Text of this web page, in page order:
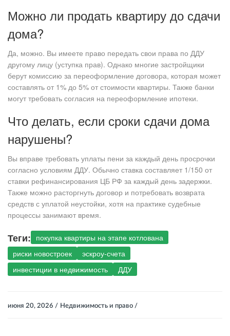
Можно ли продать квартиру до сдачи
дома?
Да, можно. Вы имеете право передать свои права по ДДУ
другому лицу (уступка прав). Однако многие застройщики
берут комиссию за переоформление договора, которая может
составлять от 1% до 5% от стоимости квартиры. Также банки
могут требовать согласия на переоформление ипотеки.
Что делать, если сроки сдачи дома
нарушены?
Вы вправе требовать уплаты пени за каждый день просрочки
согласно условиям ДДУ. Обычно ставка составляет 1/150 от
ставки рефинансирования ЦБ РФ за каждый день задержки.
Также можно расторгнуть договор и потребовать возврата
средств с уплатой неустойки, хотя на практике судебные
процессы занимают время.
Теги: покупка квартиры на этапе котлована
риски новостроек
эскроу-счета
инвестиции в недвижимость
ДДУ
июня 20, 2026 / Недвижимость и право /